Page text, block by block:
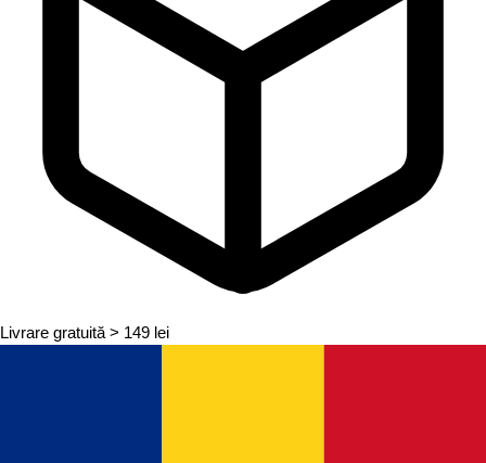
Livrare gratuită > 149 lei